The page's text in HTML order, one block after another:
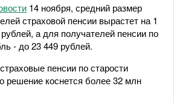
14 ноября, средний размер
страховой пенсии вырастет на 1
а для получателей пенсии по
- до 23 449 рублей.
пенсии по старости
решение коснется более 32 млн